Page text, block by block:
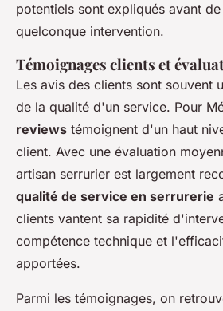
potentiels sont expliqués avant
quelconque intervention.
Témoignages clients et
Les avis des clients sont souvent
de la qualité d'un service. Pour
reviews témoignent d'un haut
client. Avec une évaluation
artisan serrurier est largement
qualité de service en serrurerie
clients vantent sa rapidité
compétence technique et
apportées.
Parmi les témoignages, on